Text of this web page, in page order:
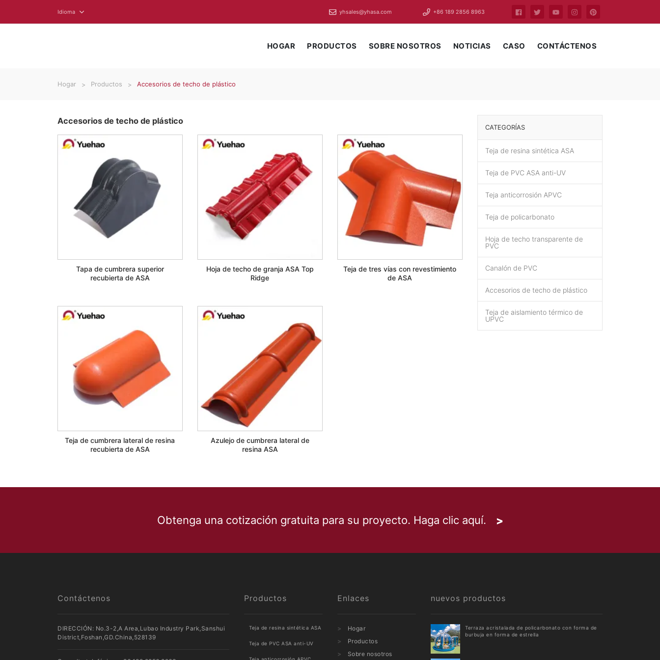
Idioma yhsales@yhasa.com +86 189 2856 8963
HOGAR PRODUCTOS SOBRE NOSOTROS NOTICIAS CASO CONTÁCTENOS
Hogar Productos Accesorios de techo de plástico
Accesorios de techo de plástico
Tapa de cumbrera superior
recubierta de ASA
Hoja de techo de granja ASA Top
Ridge
Teja de tres vías con revestimiento
de ASA
Teja de cumbrera lateral de resina
recubierta de ASA
Azulejo de cumbrera lateral de
resina ASA
CATEGORÍAS
Teja de resina sintética ASA
Teja de PVC ASA anti-UV
Teja anticorrosión APVC
Teja de policarbonato
Hoja de techo transparente de
PVC
Canalón de PVC
Accesorios de techo de plástico
Teja de aislamiento térmico de
UPVC
Obtenga una cotización gratuita para su proyecto. Haga clic aquí.
Contáctenos
DIRECCIÓN: No.3-2,A Area,Lubao Industry Park,Sanshui
District,Foshan,GD.China,528139
Productos
Teja de resina sintética ASA
Teja de PVC ASA anti-UV
Enlaces
Hogar
Productos
Sobre nosotros
nuevos productos
Terraza acristalada de policarbonato con forma de
burbuja en forma de estrella